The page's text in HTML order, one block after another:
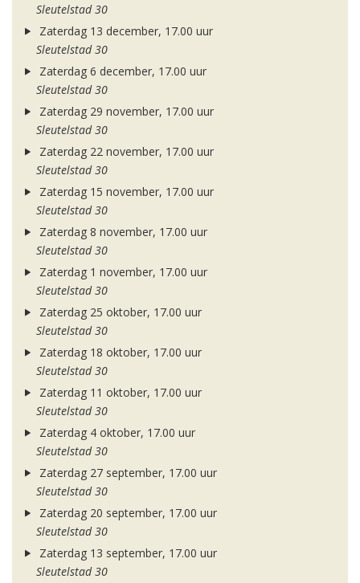
Sleutelstad 30
Zaterdag 13 december, 17.00 uur
Sleutelstad 30
Zaterdag 6 december, 17.00 uur
Sleutelstad 30
Zaterdag 29 november, 17.00 uur
Sleutelstad 30
Zaterdag 22 november, 17.00 uur
Sleutelstad 30
Zaterdag 15 november, 17.00 uur
Sleutelstad 30
Zaterdag 8 november, 17.00 uur
Sleutelstad 30
Zaterdag 1 november, 17.00 uur
Sleutelstad 30
Zaterdag 25 oktober, 17.00 uur
Sleutelstad 30
Zaterdag 18 oktober, 17.00 uur
Sleutelstad 30
Zaterdag 11 oktober, 17.00 uur
Sleutelstad 30
Zaterdag 4 oktober, 17.00 uur
Sleutelstad 30
Zaterdag 27 september, 17.00 uur
Sleutelstad 30
Zaterdag 20 september, 17.00 uur
Sleutelstad 30
Zaterdag 13 september, 17.00 uur
Sleutelstad 30